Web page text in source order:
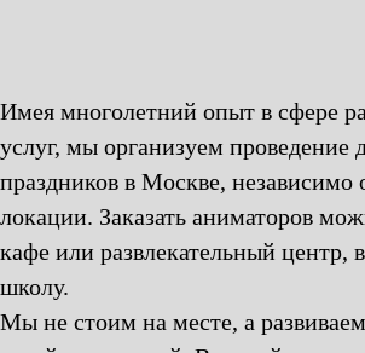
Имея многолетний опыт в сфере
услуг, мы организуем проведение
праздников в Москве, независимо
локации. Заказать аниматоров
кафе или развлекательный центр,
школу.
Мы не стоим на месте, а